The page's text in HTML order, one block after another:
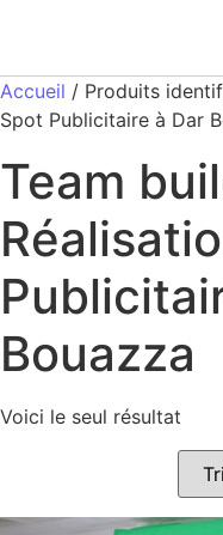
Accueil / Produits
Spot Publicitaire à Dar
Team
Bouazza
Voici le seul résultat